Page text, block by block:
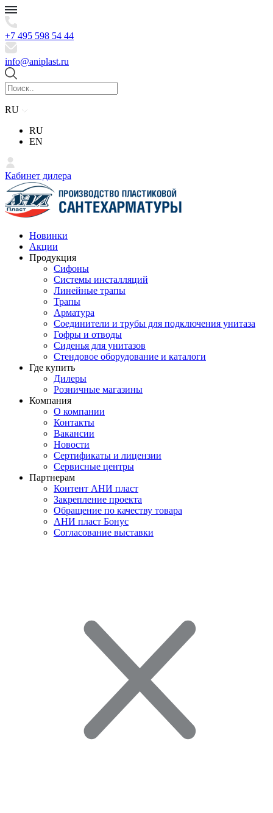
+7 495 598 54 44
info@aniplast.ru
RU
RU
EN
Кабинет дилера
Новинки
Акции
Продукция
Сифоны
Системы инсталляций
Линейные трапы
Трапы
Арматура
Соединители и трубы для подключения унитаза
Гофры и отводы
Сиденья для унитазов
Стендовое оборудование и каталоги
Где купить
Дилеры
Розничные магазины
Компания
О компании
Контакты
Вакансии
Новости
Сертификаты и лицензии
Сервисные центры
Партнерам
Контент АНИ пласт
Закрепление проекта
Обращение по качеству товара
АНИ пласт Бонус
Согласование выставки